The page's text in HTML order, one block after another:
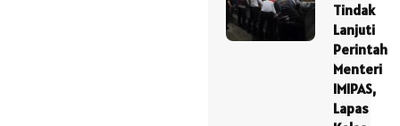
Tindak
Lanjuti
Perintah
Menteri
IMIPAS,
Lapas